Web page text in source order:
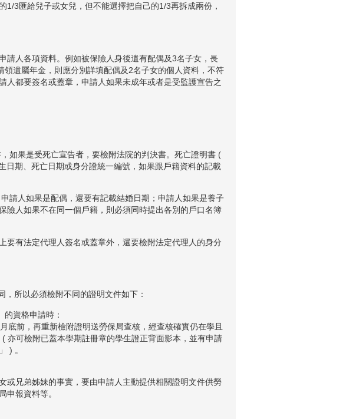
1/3匯給兒子或女兒，但不能選擇把自己的1/3再拆成兩份，
請人各項資料。例如被保險人身後遺有配偶及3名子女，長
遺屬年金，則應分別詳填配偶及2名子女的個人資料，不符
人都要簽名或蓋章，申請人如果未成年或者是受監護宣告之
如果是受死亡宣告者，要檢附法院的判決書。死亡證明書 (
日期、死亡日期或身分證統一編號，如果跟戶籍資料的記載
請人如果是配偶，還要有記載結婚日期；申請人如果是養子
險人如果不在同一個戶籍，則必須同時提出各別的戶口名簿
要有法定代理人簽名或蓋章外，還要檢附法定代理人的身分
所以必須檢附不同的證明文件如下：
資格申請時：
底前，再重新檢附證明送勞保局查核，經查核確實仍在學且
亦可檢附已蓋本學期註冊章的學生證正背面影本，並有申請
) 。
或兄弟姊妹的事實，要由申請人主動提供相關證明文件供勞
申報資料等。